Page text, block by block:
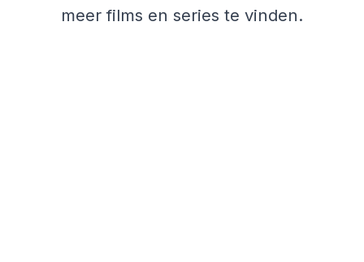
meer films en series te vinden.